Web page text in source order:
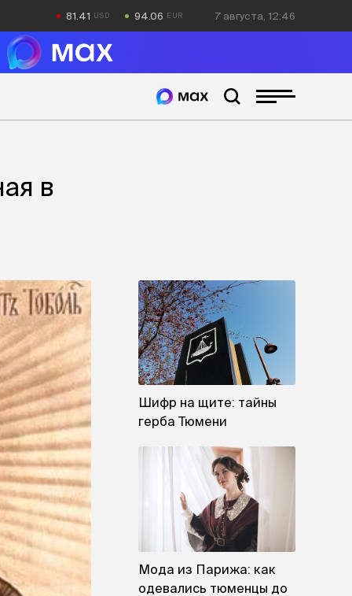
81.41 94.06 7 августа, 12:46
в
Шифр на щите: тайны
герба Тюмени
Мода из Парижа: как
одевались тюменцы до